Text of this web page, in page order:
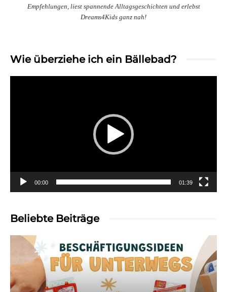
Empfehlungen, liest spannende Alltagsgeschichten und erlebst
Dreams4Kids ganz nah!
Wie überziehe ich ein Bällebad?
00:00 01:39
Beliebte Beiträge